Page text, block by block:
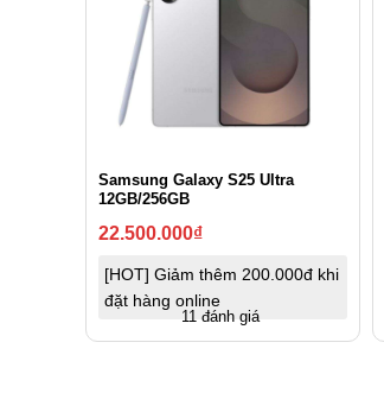
Samsung Galaxy S25 Ultra
12GB/256GB
22.500.000₫
[HOT] Giảm thêm 200.000đ khi
đặt hàng online
11 đánh giá